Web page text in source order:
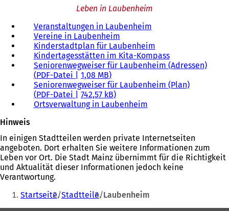
Leben in Laubenheim
Veranstaltungen in Laubenheim
Vereine in Laubenheim
Kinderstadtplan für Laubenheim
Kindertagesstätten im Kita-Kompass
Seniorenwegweiser für Laubenheim (Adressen)
PDF-Datei
1,08 MB
Seniorenwegweiser für Laubenheim (Plan)
PDF-Datei
742,57 kB
Ortsverwaltung in Laubenheim
Hinweis
In einigen Stadtteilen werden private Internetseiten
angeboten. Dort erhalten Sie weitere Informationen zum
Leben vor Ort. Die Stadt Mainz übernimmt für die Richtigkeit
und Aktualität dieser Informationen jedoch keine
Verantwortung.
Sie
befinden
Startseite Stadtteile Laubenheim